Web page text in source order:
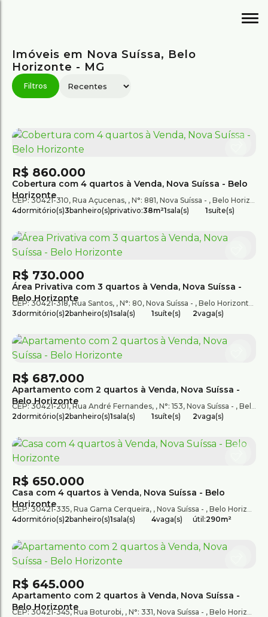
Imóveis em Nova Suíssa, Belo
Horizonte - MG
Cobertura com 4 quartos à Venda, Nova Suíssa - Belo
Horizonte
R$ 860.000
CEP: 30421-310, Rua Açucenas , N°: 881, Nova Suíssa , Belo Horizonte
4dormitório(s)3banheiro(s)privativo:38m²1sala(s) 1suíte(s)
Área Privativa com 3 quartos à Venda, Nova Suíssa -
Belo Horizonte
R$ 730.000
CEP: 30421-318,Rua Santos , N°: 80, Nova Suíssa , Belo Horizonte
3dormitório(s)2banheiro(s)1sala(s) 1suíte(s) 2vaga(s)
Apartamento com 2 quartos à Venda, Nova Suíssa -
Belo Horizonte
R$ 687.000
CEP: 30421-201,Rua André Fernandes , N°: 153, Nova Suíssa , Belo Horizonte
2dormitório(s)2banheiro(s)1sala(s) 1suíte(s) 2vaga(s)
Casa com 4 quartos à Venda, Nova Suíssa - Belo
Horizonte
R$ 650.000
CEP: 30421-335, Rua Gama Cerqueira , Nova Suíssa , Belo Horizonte
4dormitório(s)2banheiro(s)1sala(s) 4vaga(s) útil:290m²
Apartamento com 2 quartos à Venda, Nova Suíssa -
Belo Horizonte
R$ 645.000
CEP: 30421-345, Rua Boturobi , N°: 331, Nova Suíssa , Belo Horizonte